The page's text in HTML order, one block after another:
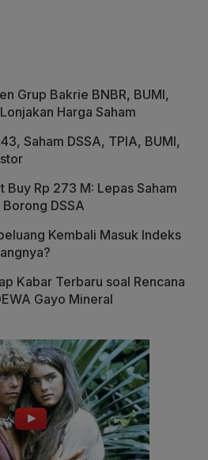
Grup Bakrie BNBR, BUMI,
Harga Saham
Saham DSSA, TPIA, BUMI,
Buy Rp 273 M: Lepas Saham
DSSA
Kembali Masuk Indeks
Kabar Terbaru soal Rencana
Gayo Mineral